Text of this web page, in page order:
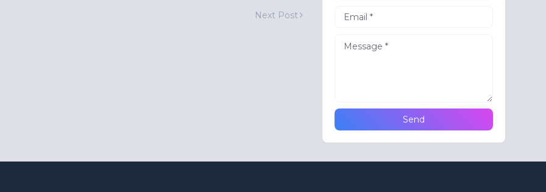
Next Post